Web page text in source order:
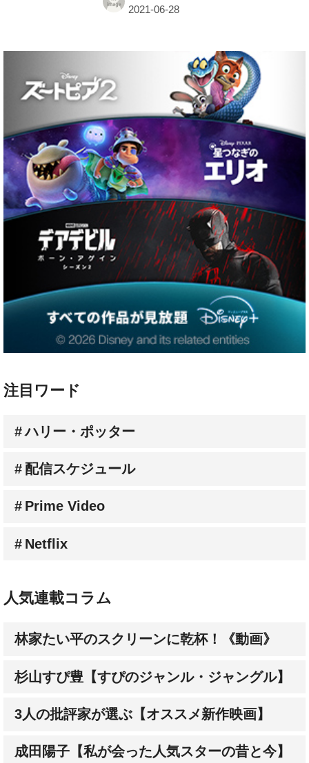
注目ワード
ハリー・ポッター
配信スケジュール
Prime Video
Netflix
林家たい平のスクリーンに乾杯！《動画》
杉山すぴ豊【すぴのジャンル・ジャングル】
3人の批評家が選ぶ【オススメ新作映画】
成田陽子【私が会った人気スターの昔と今】
髙野てるみ【シネマという生き方】